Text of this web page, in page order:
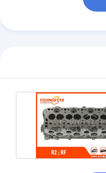
সিলিন্ডার হেড মেরামত
ক্র্যাংকশফ্ট পালি